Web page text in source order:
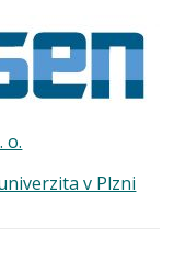
o.
v Plzni